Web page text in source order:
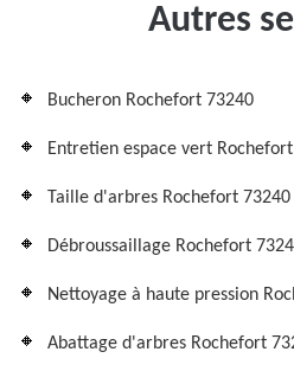
Autres
Bucheron Rochefort 73240
Entretien espace vert
Taille d'arbres Rochefort 73240
Débroussaillage Rochefort
Nettoyage à haute pression
Abattage d'arbres Rochefort